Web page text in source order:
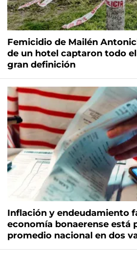
Femicidio de Mailén
de un hotel captaron todo
gran definición
Inflación y endeudamiento
economía bonaerense está
promedio nacional en dos